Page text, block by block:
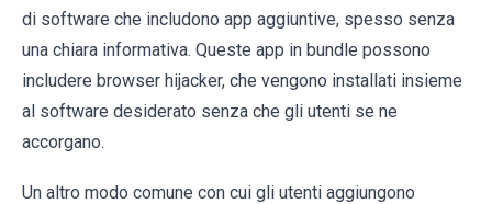
di software che includono app aggiuntive, spesso senza
una chiara informativa. Queste app in bundle possono
includere browser hijacker, che vengono installati insieme
al software desiderato senza che gli utenti se ne
accorgano.
Un altro modo comune con cui gli utenti aggiungono